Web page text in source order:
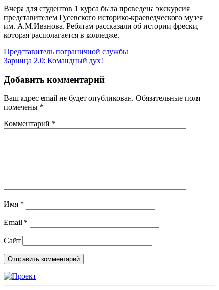
Вчера для студентов 1 курса была проведена экскурсия
представителем Гусевского историко-краеведческого музея
им. А.М.Иванова. Ребятам рассказали об истории фрески,
которая располагается в колледже.
Навигация
по
записям
Представитель пограничной службы
Зарница 2.0: Командный дух!
Добавить комментарий
Ваш адрес email не будет опубликован. Обязательные поля
помечены *
Комментарий *
Имя *
Email *
Сайт